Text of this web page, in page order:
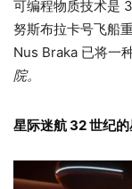
可编程物质技术是
努斯布拉卡号飞船
Nus Braka 已将一
院。
星际迷航 32 世纪